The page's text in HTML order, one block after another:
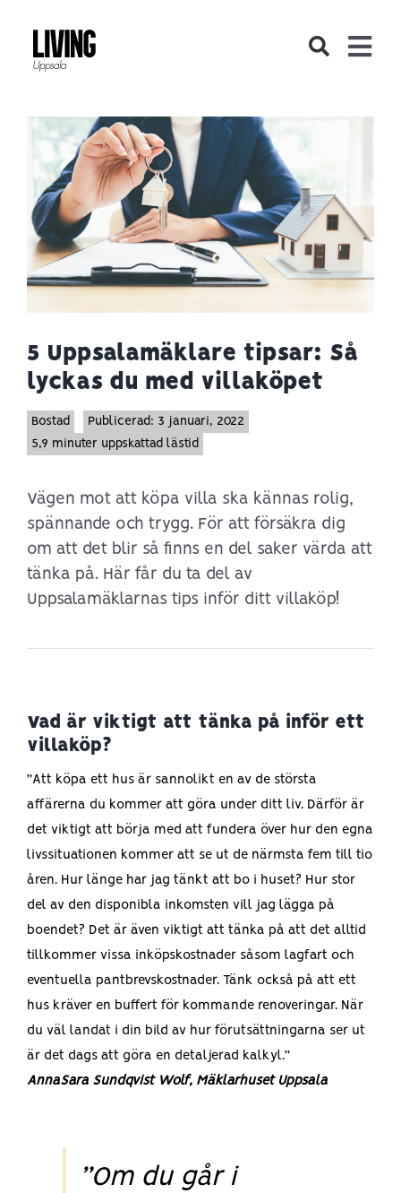
innehållet
Bostad
Livsstil
5 Uppsalamäklare tipsar: Så
lyckas du med villaköpet
Bostad
Publicerad: 3 januari, 2022
5,9 minuter uppskattad lästid
Vägen mot att köpa villa ska kännas rolig,
spännande och trygg. För att försäkra dig
om att det blir så finns en del saker värda att
tänka på. Här får du ta del av
Uppsalamäklarnas tips inför ditt villaköp!
Vad är viktigt att tänka på inför ett
villaköp?
”Att köpa ett hus är sannolikt en av de största
affärerna du kommer att göra under ditt liv. Därför är
det viktigt att börja med att fundera över hur den egna
livssituationen kommer att se ut de närmsta fem till tio
åren. Hur länge har jag tänkt att bo i huset? Hur stor
del av den disponibla inkomsten vill jag lägga på
boendet? Det är även viktigt att tänka på att det alltid
tillkommer vissa inköpskostnader såsom lagfart och
eventuella pantbrevskostnader. Tänk också på att ett
hus kräver en buffert för kommande renoveringar. När
du väl landat i din bild av hur förutsättningarna ser ut
är det dags att göra en detaljerad kalkyl.”
AnnaSara Sundqvist Wolf, Mäklarhuset Uppsala
”Om du går i